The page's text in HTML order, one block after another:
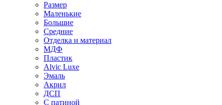
Размер
Маленькие
Большие
Средние
Отделка и материал
МДФ
Пластик
Alvic Luxe
Эмаль
Акрил
ДСП
С патиной